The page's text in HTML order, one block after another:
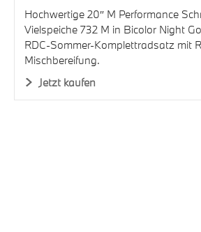
Hochwertige 20″ M Performance
Vielspeiche 732 M in Bicolor Night
RDC-Sommer-Komplettradsatz mit
Mischbereifung.
Jetzt kaufen